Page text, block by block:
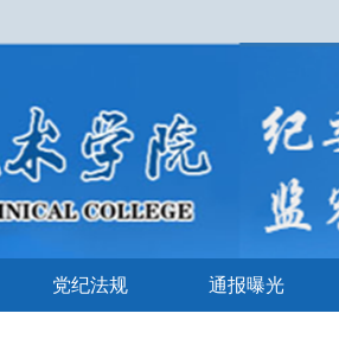
党纪法规 通报曝光